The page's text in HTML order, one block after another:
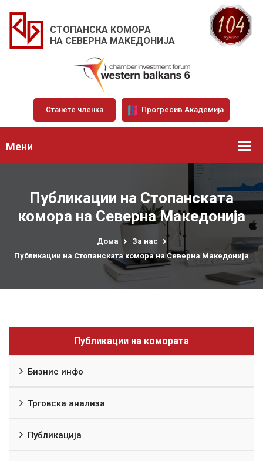
СТОПАНСКА КОМОРА
НА СЕВЕРНА МАКЕДОНИЈА
Станете членка Прогресив Академија
Мени
Публикации на Стопанската
комора на Северна Македонија
Дома
За нас
Публикации на Стопанската комора на Северна Македонија
Публикации на комората
Бизнис инфо
Трговска анализа
Публикација